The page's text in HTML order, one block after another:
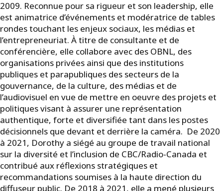
2009. Reconnue pour sa rigueur et son leadership, elle
est animatrice d’événements et modératrice de tables
rondes touchant les enjeux sociaux, les médias et
l’entrepreneuriat. À titre de consultante et de
conférencière, elle collabore avec des OBNL, des
organisations privées ainsi que des institutions
publiques et parapubliques des secteurs de la
gouvernance, de la culture, des médias et de
l’audiovisuel en vue de mettre en oeuvre des projets et
politiques visant à assurer une représentation
authentique, forte et diversifiée tant dans les postes
décisionnels que devant et derrière la caméra. De 2020
à 2021, Dorothy a siégé au groupe de travail national
sur la diversité et l’inclusion de CBC/Radio-Canada et
contribué aux réflexions stratégiques et
recommandations soumises à la haute direction du
diffuseur public. De 2018 à 2021, elle a mené plusieurs